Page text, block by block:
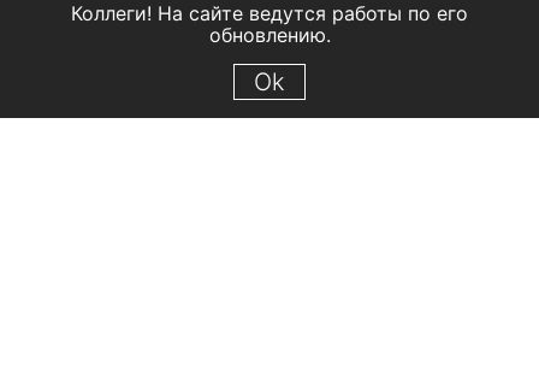
Коллеги! На сайте ведутся работы по его
обновлению.
Ok